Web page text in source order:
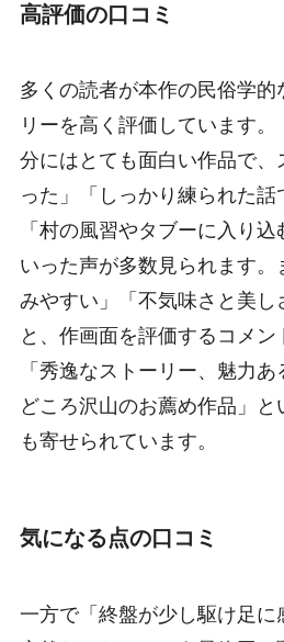
高評価の口コミ
多くの読者が本作の民俗学的
リーを高く評価しています。
分にはとても面白い作品で、
った」「しっかり練られた話
「村の風習やタブーに入り
いった声が多数見られます
みやすい」「不気味さと美し
と、作画面を評価するコメン
「秀逸なストーリー、魅力
どころ沢山のお薦め作品」
も寄せられています。
気になる点の口コミ
一方で「終盤が少し駆け足に